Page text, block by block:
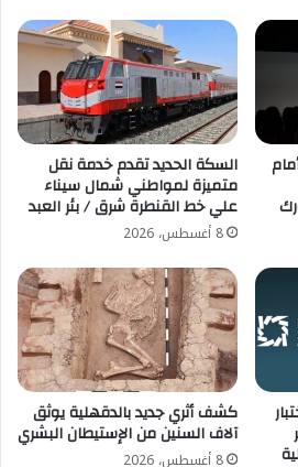
السكة الحديد تقدم خدمة نقل
متميزة لمواطني شمال سيناء
علي خط القنطرة شرق / بئر العبد
8 أغسطس، 2026
كشف أثري جديد بالدقهلية يوثق
آلاف السنين من الإستيطان البشري
8 أغسطس، 2026